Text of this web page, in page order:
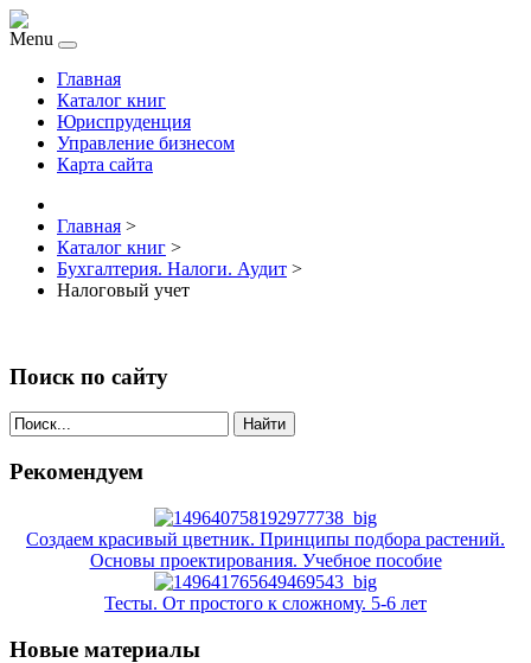
Menu
Главная
Каталог книг
Юриспруденция
Управление бизнесом
Карта сайта
Главная >
Каталог книг >
Бухгалтерия. Налоги. Аудит >
Налоговый учет
Поиск по сайту
Найти
Рекомендуем
Создаем красивый цветник. Принципы подбора растений.
Основы проектирования. Учебное пособие
Тесты. От простого к сложному. 5-6 лет
Новые материалы